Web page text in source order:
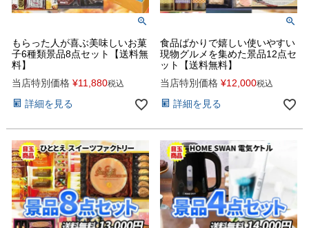
もらった人が喜ぶ美味しいお菓
子6種類景品8点セット【送料無
料】
当店特別価格 ¥11,880税込
詳細を見る
食品ばかりで嬉しい使いやすい
現物グルメを集めた景品12点セ
ット【送料無料】
当店特別価格 ¥12,000税込
詳細を見る